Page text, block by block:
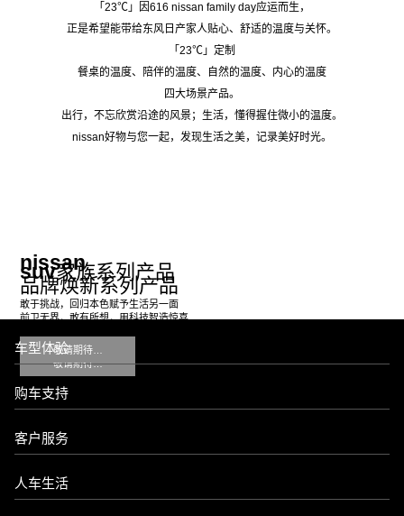
「23℃」因616 nissan family day应运而生，
正是希望能带给东风日产家人贴心、舒适的温度与关怀。
「23℃」定制
餐桌的温度、陪伴的温度、自然的温度、内心的温度
四大场景产品。
出行，不忘欣赏沿途的风景；生活，懂得握住微小的温度。
nissan好物与您一起，发现生活之美，记录美好时光。
nissan
品牌焕新系列产品
前卫无界，敢有所想，用科技智造惊喜
敬请期待…
suv家族系列产品
敢于挑战，回归本色赋予生活另一面
敬请期待…
车型体验
购车支持
客户服务
人车生活